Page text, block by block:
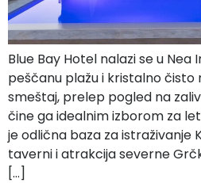
Blue Bay Hotel nalazi se u Nea
peščanu plažu i kristalno čisto
smeštaj, prelep pogled na
čine ga idealnim izborom za
je odlična baza za istraživanje
taverni i atrakcija severne
[…]